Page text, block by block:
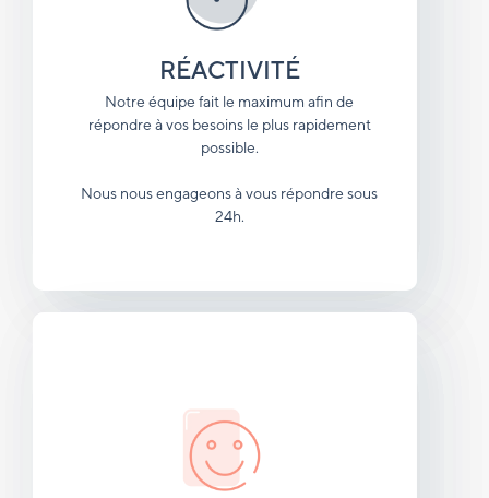
RÉACTIVITÉ
Notre équipe fait le maximum afin de
répondre à vos besoins le plus rapidement
possible.
Nous nous engageons à vous répondre sous
24h.